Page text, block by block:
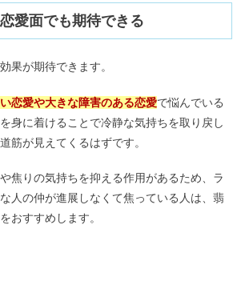
愛面でも期待できる
果が期待できます。
恋愛や大きな障害のある恋愛で悩んでいる
身に着けることで冷静な気持ちを取り戻し
筋が見えてくるはずです。
焦りの気持ちを抑える作用があるため、ラ
人の仲が進展しなくて焦っている人は、翡
おすすめします。